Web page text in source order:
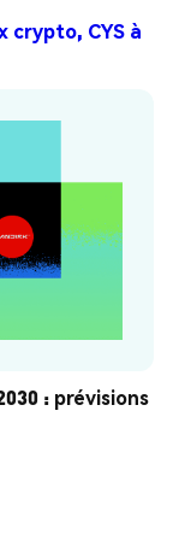
crypto, CYS à
: prévisions